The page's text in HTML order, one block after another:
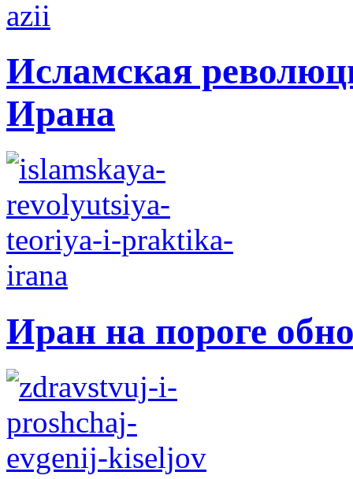
Исламская
Ирана
Иран на пороге